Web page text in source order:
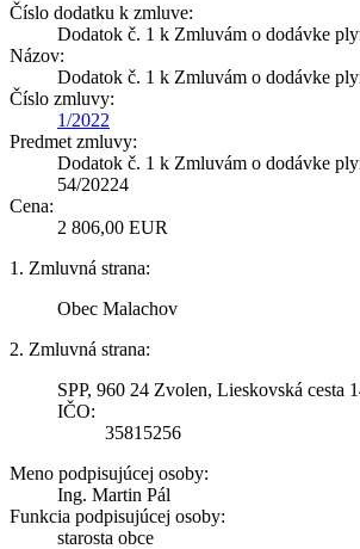
Číslo dodatku k zmluve:
Dodatok č. 1 k Zmluvám o dodávke
Názov:
Dodatok č. 1 k Zmluvám o dodávke
Číslo zmluvy:
1/2022
Predmet zmluvy:
Dodatok č. 1 k Zmluvám o dodávke
54/20224
Cena:
2 806,00 EUR
1. Zmluvná strana:
Obec Malachov
2. Zmluvná strana:
SPP, 960 24 Zvolen, Lieskovská cesta
IČO:
35815256
Meno podpisujúcej osoby:
Ing. Martin Pál
Funkcia podpisujúcej osoby:
starosta obce